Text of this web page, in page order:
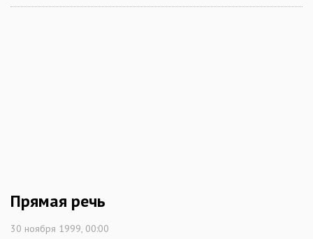
Прямая речь
30 ноября 1999, 00:00